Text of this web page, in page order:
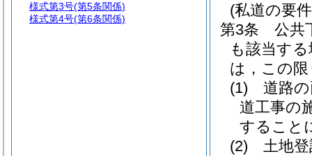
(私道の要
第3条
公共
も該当す
は，この
(1)
道路
道工事の
すること
(2)
土地
様式第3号(第5条関係)
様式第4号(第6条関係)